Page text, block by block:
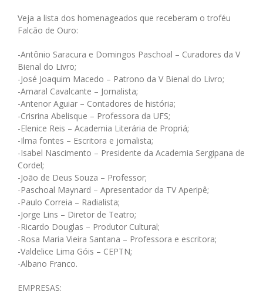
Veja a lista dos homenageados que receberam o troféu
Falcão de Ouro:
-Antônio Saracura e Domingos Paschoal – Curadores da V
Bienal do Livro;
-José Joaquim Macedo – Patrono da V Bienal do Livro;
-Amaral Cavalcante – Jornalista;
-Antenor Aguiar – Contadores de história;
-Crisrina Abelisque – Professora da UFS;
-Elenice Reis – Academia Literária de Propriá;
-Ilma fontes – Escritora e jornalista;
-Isabel Nascimento – Presidente da Academia Sergipana de
Cordel;
-João de Deus Souza – Professor;
-Paschoal Maynard – Apresentador da TV Aperipê;
-Paulo Correia – Radialista;
-Jorge Lins – Diretor de Teatro;
-Ricardo Douglas – Produtor Cultural;
-Rosa Maria Vieira Santana – Professora e escritora;
-Valdelice Lima Góis – CEPTN;
-Albano Franco.
EMPRESAS: